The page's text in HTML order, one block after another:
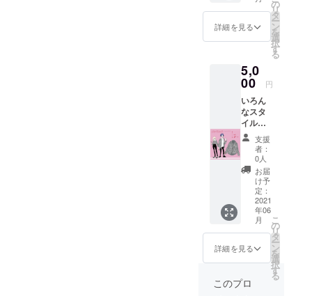
ザー素
材のタ
グがつ
いてま
サイズ
はフ
リーサ
イズで
す。
詳細を見る
の
リ
タ
ー
ン
を
選
択
す
る
5,0
00 円
いろん
なスタ
イルで
着れる
オー
バー
シャ
ツ。 お
しゃれ
チェッ
ク柄で
可愛く
もクー
ルにも
着れま
す！ 袖
にレ
支援
者：
0人
お届
け予
定：
2021
年06
月
詳細を見る
こ
の
リ
タ
ー
ン
を
選
択
す
る
このプロ